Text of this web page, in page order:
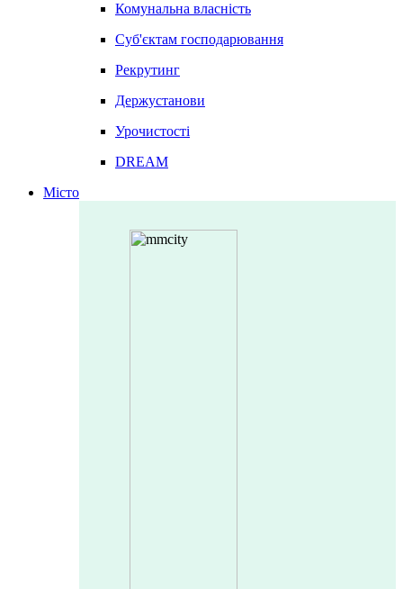
Комунальна власність
Суб'єктам господарювання
Рекрутинг
Держустанови
Урочистості
DREAM
Місто